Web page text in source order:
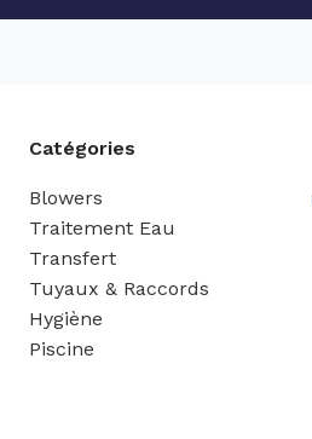
Catégories
Blowers
Traitement Eau
Transfert
Tuyaux & Raccords
Hygiène
Piscine